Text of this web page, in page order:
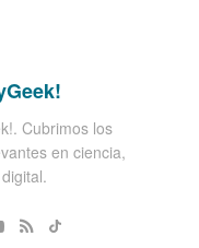
Cubrimos los
en ciencia,